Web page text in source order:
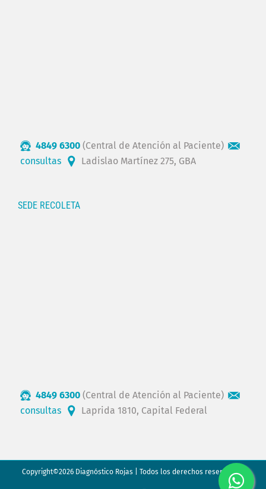
4849 6300 (Central de Atención al Paciente)
consultas
Ladislao Martínez 275, GBA
SEDE RECOLETA
4849 6300 (Central de Atención al Paciente)
consultas
Laprida 1810, Capital Federal
Copyright©2026 Diagnóstico Rojas | Todos los derechos reservados.